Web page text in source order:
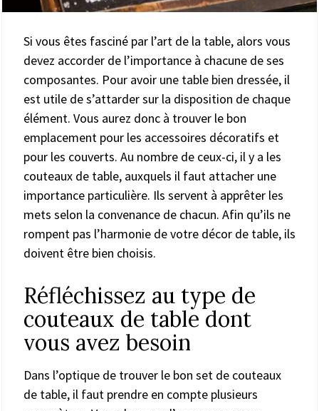
Si vous êtes fasciné par l’art de la table, alors vous
devez accorder de l’importance à chacune de ses
composantes. Pour avoir une table bien dressée, il
est utile de s’attarder sur la disposition de chaque
élément. Vous aurez donc à trouver le bon
emplacement pour les accessoires décoratifs et
pour les couverts. Au nombre de ceux-ci, il y a les
couteaux de table, auxquels il faut attacher une
importance particulière. Ils servent à apprêter les
mets selon la convenance de chacun. Afin qu’ils ne
rompent pas l’harmonie de votre décor de table, ils
doivent être bien choisis.
Réfléchissez au type de
couteaux de table dont
vous avez besoin
Dans l’optique de trouver le bon set de couteaux
de table, il faut prendre en compte plusieurs